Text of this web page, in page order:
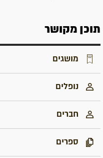
תוכן מקושר
מושגים
נופלים
חברים
ספרים